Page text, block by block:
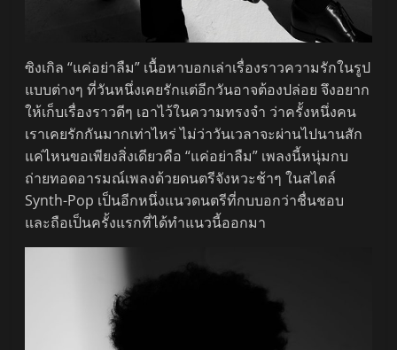
ซิงเกิล “แค่อย่าลืม” เนื้อหาบอกเล่าเรื่องราวความรักในรูป
แบบต่างๆ ที่วันหนึ่งเคยรักแต่อีกวันอาจต้องปล่อย จึงอยาก
ให้เก็บเรื่องราวดีๆ เอาไว้ในความทรงจำ ว่าครั้งหนึ่งคน
เราเคยรักกันมากเท่าไหร่ ไม่ว่าวันเวลาจะผ่านไปนานสัก
แค่ไหนขอเพียงสิ่งเดียวคือ “แค่อย่าลืม” เพลงนี้หนุ่มกบ
ถ่ายทอดอารมณ์เพลงด้วยดนตรีจังหวะช้าๆ ในสไตล์
Synth-Pop เป็นอีกหนึ่งแนวดนตรีที่กบบอกว่าชื่นชอบ
และถือเป็นครั้งแรกที่ได้ทำแนวนี้ออกมา